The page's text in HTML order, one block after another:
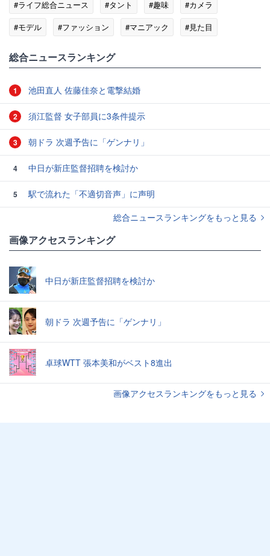
#ライフ総合ニュース #タント #趣味
#カメラ
#モデル
#ファッション #マニアック #見た目
総合ニュースランキング
1 池田直人 佐藤佳奈と電撃結婚
2 須江監督 女子部員に3条件提示
3 朝ドラ 次週予告に「ゲンナリ」
4 中日が新庄監督招聘を検討か
5
駅で流れた「不適切音声」に声明
総合ニュースランキングをもっと見る
画像アクセスランキング
中日が新庄監督招聘を検討か
朝ドラ 次週予告に「ゲンナリ」
卓球WTT 張本美和がベスト8進出
画像アクセスランキングをもっと見る